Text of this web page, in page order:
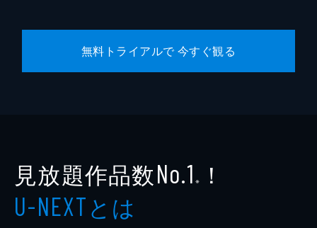
無料トライアルで 今すぐ観る
見放題作品数No.1 ※ ！
U-NEXTとは